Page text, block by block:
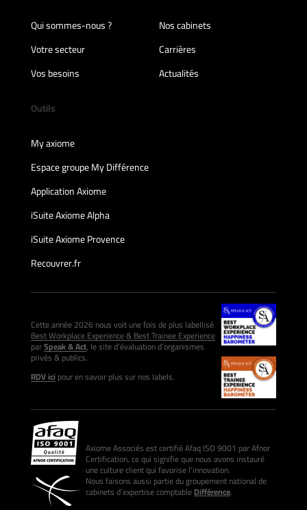
Qui sommes-nous ?
Nos cabinets
Votre secteur
Carrières
Vos besoins
Actualités
Outils
My axiome
Espace groupe My Différence
Application Axiome
iSuite Axiome Alpha
iSuite Axiome Provence
Recouvrer.fr
Cette année 2026 nous voit une fois de plus labellisé
Best Workplace Experience & Best Trainee Experience
parSpeak & Act, le site d’évaluation d’organismes
privés & publics.
RDV icipour en savoir plus sur nos labels.
Axiome Associés est certifié Afaq ISO 9001 par Afnor
Certification, ce qui signifie que nous avons instauré
une culture client qui favorise l’innovation.
Nous faisons aussi partie du groupement national de
cabinets d’expertise comptableDifférence.